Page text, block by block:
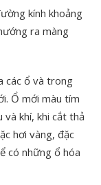
kính khoảng
ra màng
các ổ và trong
Ổ mới màu tím
khí, khi cắt thả
hơi vàng, đặc
có những ổ hóa